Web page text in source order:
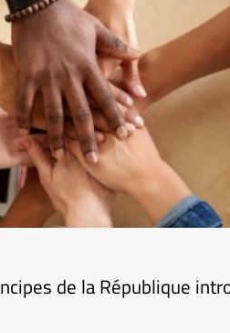
de la République